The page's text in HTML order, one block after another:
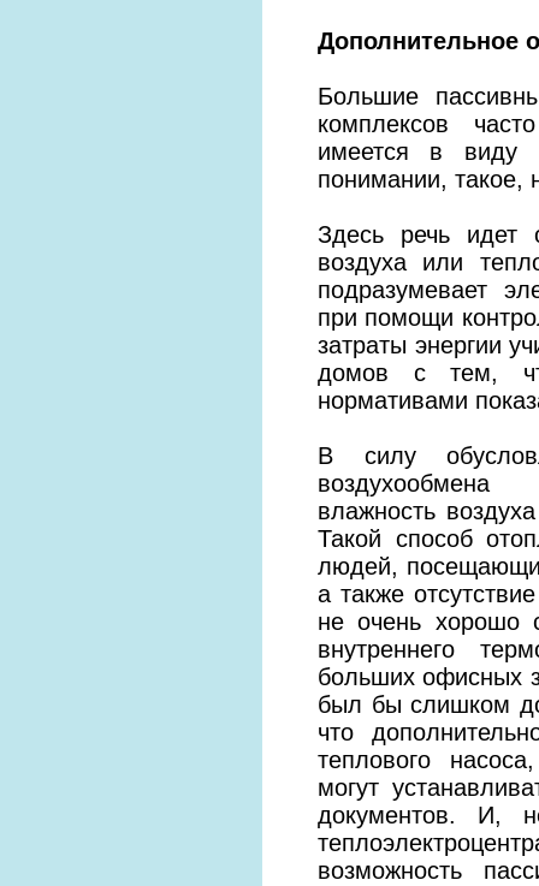
Дополнительное
Большие
комплексов
имеется в виду
понимании, такое,
Здесь речь идет
воздуха или
подразумевает
при помощи
затраты энергии
домов с тем,
нормативами
В силу
влажность
Такой способ
людей,
а также
не очень хорошо
внутреннего
больших офисных
был бы слишком
что
теплового
могут
документов. И,
возможность